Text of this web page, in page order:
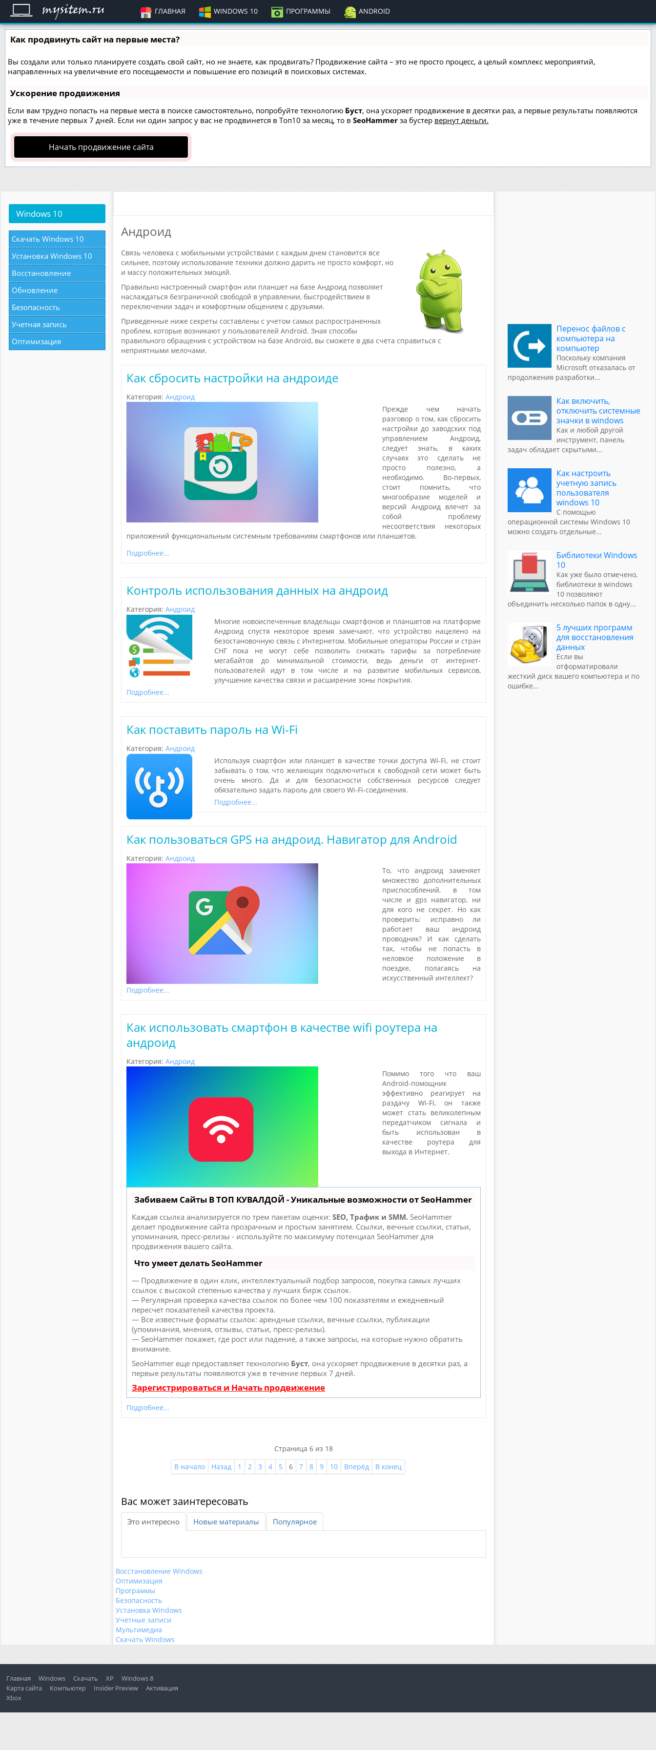
ГЛАВНАЯ WINDOWS 10 ПРОГРАММЫ ANDROID
Как продвинуть сайт на первые места?
Вы создали или только планируете создать свой сайт, но не знаете, как продвигать? Продвижение сайта – это не просто процесс, а целый комплекс мероприятий,
направленных на увеличение его посещаемости и повышение его позиций в поисковых системах.
Ускорение продвижения
Если вам трудно попасть на первые места в поиске самостоятельно, попробуйте технологию Буст, она ускоряет продвижение в десятки раз, а первые результаты появляются
уже в течение первых 7 дней. Если ни один запрос у вас не продвинется в Топ10 за месяц, то в SeoHammer за бустер вернут деньги.
Начать продвижение сайта
Андроид
Связь человека с мобильными устройствами с каждым днем становится все
сильнее, поэтому использование техники должно дарить не просто комфорт, но
и массу положительных эмоций.
Правильно настроенный смартфон или планшет на базе Андроид позволяет
наслаждаться безграничной свободой в управлении, быстродействием в
переключении задач и комфортным общением с друзьями.
Приведенные ниже секреты составлены с учетом самых распространенных
проблем, которые возникают у пользователей Android. Зная способы
правильного обращения с устройством на базе Android, вы сможете в два счета справиться с
неприятными мелочами.
Как сбросить настройки на андроиде
Категория: Андроид
Прежде чем начать
разговор о том, как сбросить
настройки до заводских под
управлением Андроид,
следует знать, в каких
случаях это сделать не
просто полезно, а
необходимо. Во-первых,
стоит помнить, что
многообразие моделей и
версий Андроид влечет за
собой проблему
несоответствия некоторых
приложений функциональным системным требованиям смартфонов или планшетов.
Подробнее...
Контроль использования данных на андроид
Категория: Андроид
Многие новоиспеченные владельцы смартфонов и планшетов на платформе
Андроид спустя некоторое время замечают, что устройство нацелено на
безостановочную связь с Интернетом. Мобильные операторы России и стран
СНГ пока не могут себе позволить снижать тарифы за потребление
мегабайтов до минимальной стоимости, ведь деньги от интернет-
пользователей идут в том числе и на развитие мобильных сервисов,
улучшение качества связи и расширение зоны покрытия.
Подробнее...
Как поставить пароль на Wi-Fi
Категория: Андроид
Используя смартфон или планшет в качестве точки доступа Wi-Fi, не стоит
забывать о том, что желающих подключиться к свободной сети может быть
очень много. Да и для безопасности собственных ресурсов следует
обязательно задать пароль для своего Wi-Fi-соединения.
Подробнее...
Как пользоваться GPS на андроид. Навигатор для Android
Категория: Андроид
То, что андроид заменяет
множество дополнительных
приспособлений, в том
числе и gps навигатор, ни
для кого не секрет. Но как
проверить: исправно ли
работает ваш андроид
проводник? И как сделать
так, чтобы не попасть в
неловкое положение в
поездке, полагаясь на
искусственный интеллект?
Подробнее...
Как использовать смартфон в качестве wifi роутера на
андроид
Категория: Андроид
Помимо того что ваш
Android-помощник
эффективно реагирует на
раздачу Wi-Fi, он также
может стать великолепным
передатчиком сигнала и
быть использован в
качестве роутера для
выхода в Интернет.
Забиваем Сайты В ТОП КУВАЛДОЙ - Уникальные возможности от SeoHammer
Каждая ссылка анализируется по трем пакетам оценки: SEO, Трафик и SMM. SeoHammer
делает продвижение сайта прозрачным и простым занятием. Ссылки, вечные ссылки, статьи,
упоминания, пресс-релизы - используйте по максимуму потенциал SeoHammer для
продвижения вашего сайта.
Что умеет делать SeoHammer
— Продвижение в один клик, интеллектуальный подбор запросов, покупка самых лучших
ссылок с высокой степенью качества у лучших бирж ссылок.
— Регулярная проверка качества ссылок по более чем 100 показателям и ежедневный
пересчет показателей качества проекта.
— Все известные форматы ссылок: арендные ссылки, вечные ссылки, публикации
(упоминания, мнения, отзывы, статьи, пресс-релизы).
— SeoHammer покажет, где рост или падение, а также запросы, на которые нужно обратить
внимание.
SeoHammer еще предоставляет технологию Буст, она ускоряет продвижение в десятки раз, а
первые результаты появляются уже в течение первых 7 дней.
Зарегистрироваться и Начать продвижение
Подробнее...
Страница 6 из 18
В начало
Назад 1 2 3 4 5 6 7 8 9 10 Вперёд В конец
Вас может заинтересовать
Это интересно Новые материалы Популярное
Восстановление Windows
Оптимизация
Программы
Безопасность
Установка Windows
Учетные записи
Мультимедиа
Скачать Windows
Windows 10
Скачать Windows 10
Установка Windows 10
Восстановление
Обновление
Безопасность
Учетная запись
Оптимизация
Перенос файлов с
компьютера на
компьютер
Поскольку компания
Microsoft отказалась от
продолжения разработки...
Как включить,
отключить системные
значки в windows
Как и любой другой
инструмент, панель
задач обладает скрытыми...
Как настроить
учетную запись
пользователя
windows 10
С помощью
операционной системы Windows 10
можно создать отдельные...
Библиотеки Windows
10
Как уже было отмечено,
библиотеки в windows
10 позволяют
объединить несколько папок в одну...
5 лучших программ
для восстановления
данных
Если вы
отформатировали
жесткий диск вашего компьютера и по
ошибке...
Главная Windows Скачать XP
Windows 8
Карта сайта
Компьютер Insider Preview
Активация
Xbox